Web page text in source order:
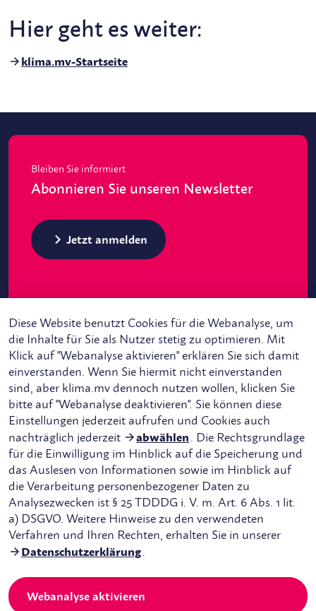
Hier geht es weiter:
klima.mv-Startseite
Bleiben Sie informiert
Abonnieren Sie unseren Newsletter
Jetzt anmelden
Instagram
LinkedIn
ImpressumDatenschutzerklärung
Diese Website benutzt Cookies für die Webanalyse, um
die Inhalte für Sie als Nutzer stetig zu optimieren. Mit
Klick auf "Webanalyse aktivieren" erklären Sie sich damit
einverstanden. Wenn Sie hiermit nicht einverstanden
sind, aber klima.mv dennoch nutzen wollen, klicken Sie
bitte auf "Webanalyse deaktivieren". Sie können diese
Einstellungen jederzeit aufrufen und Cookies auch
nachträglich jederzeit
abwählen . Die Rechtsgrundlage
für die Einwilligung im Hinblick auf die Speicherung und
das Auslesen von Informationen sowie im Hinblick auf
die Verarbeitung personenbezogener Daten zu
Analysezwecken ist § 25 TDDDG i. V. m. Art. 6 Abs. 1 lit.
a) DSGVO. Weitere Hinweise zu den verwendeten
Verfahren und Ihren Rechten, erhalten Sie in unserer
Datenschutzerklärung.
Webanalyse aktivieren